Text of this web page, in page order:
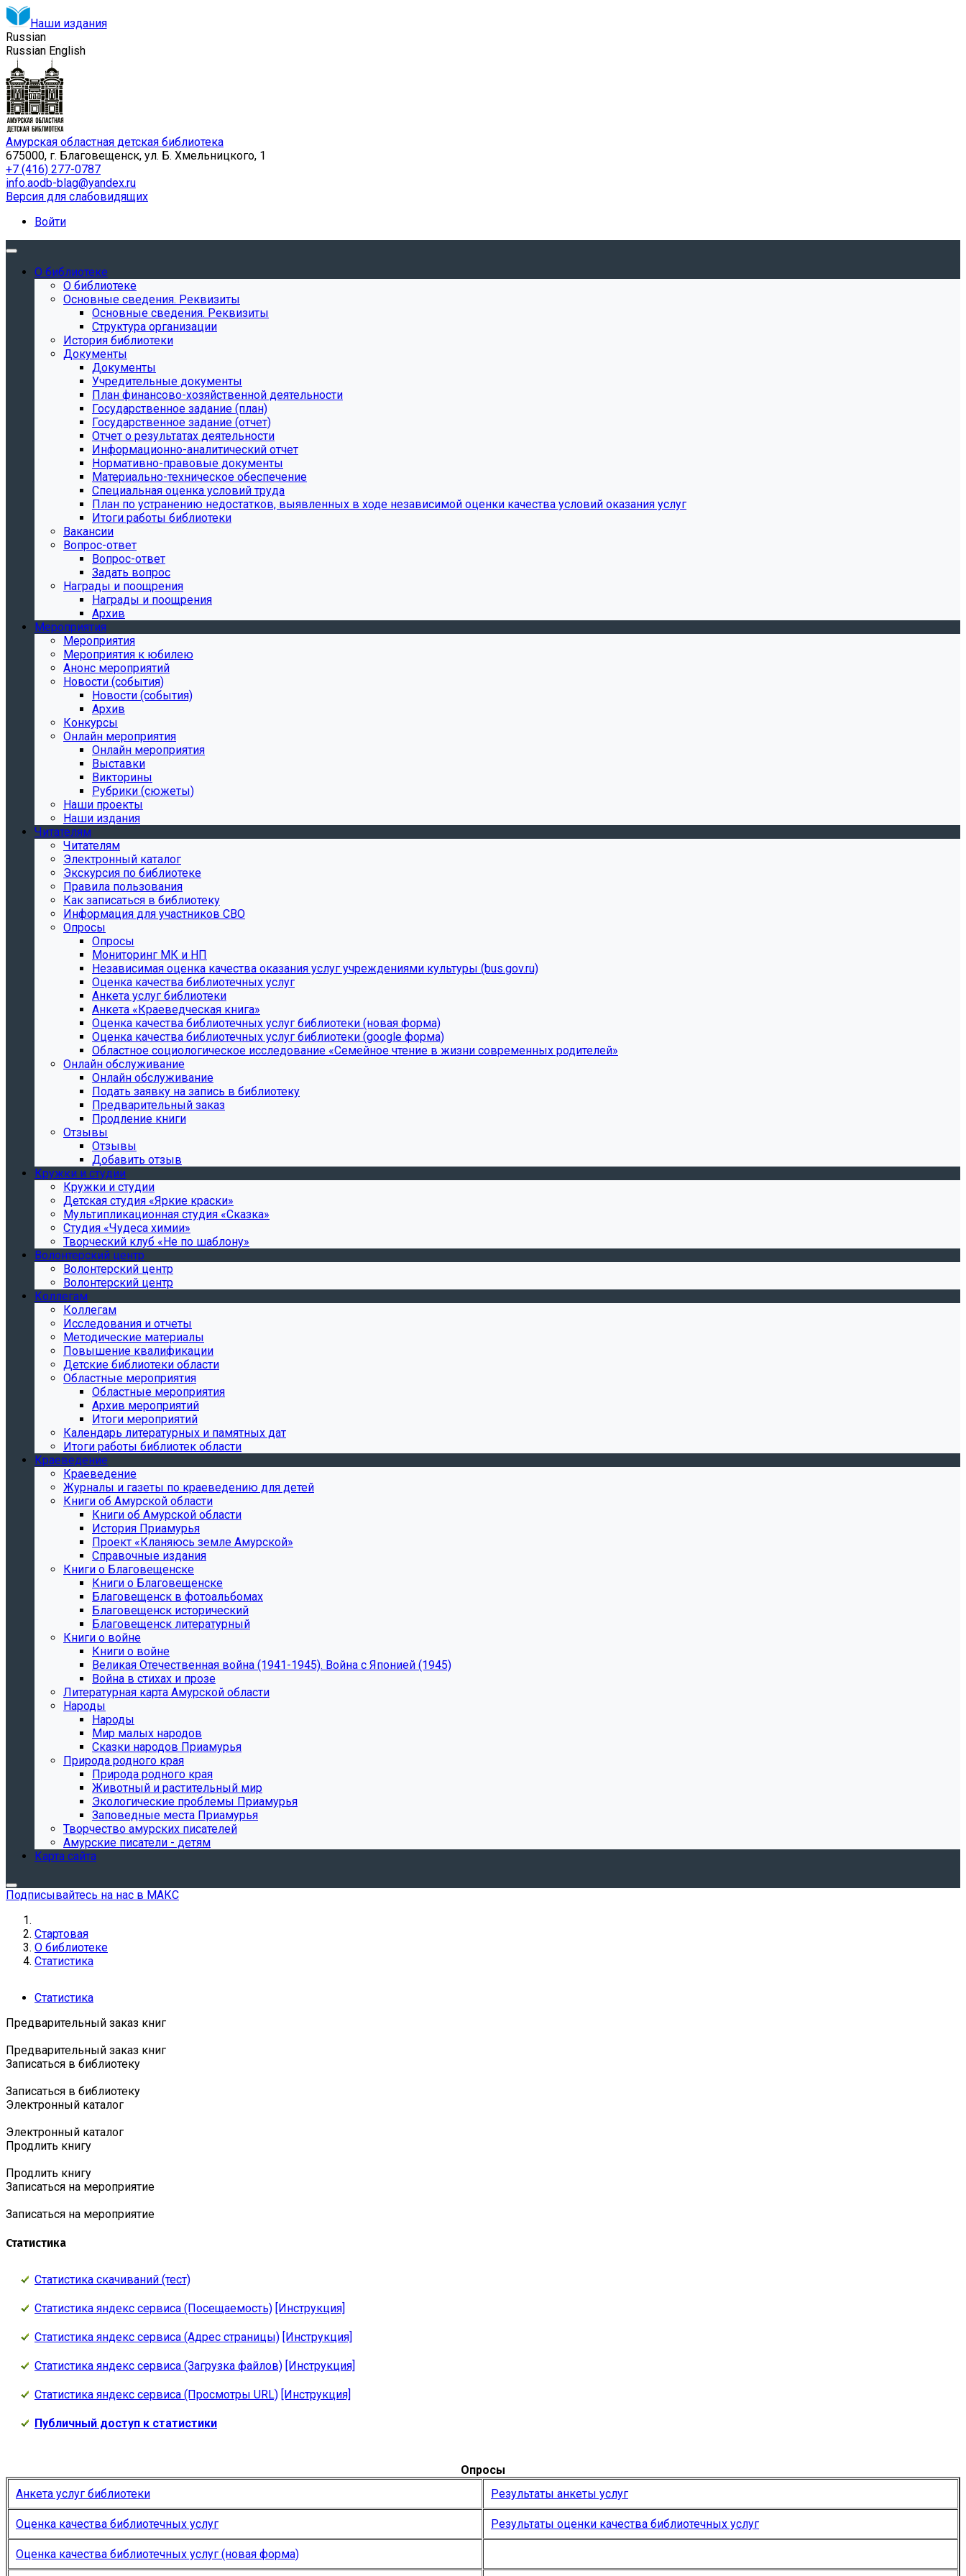
Наши издания
Russian
Russian English
Амурская областная детская библиотека
675000, г. Благовещенск, ул. Б. Хмельницкого, 1
+7 (416) 277-0787
info.aodb-blag@yandex.ru
Версия для слабовидящих
Войти
О библиотеке
О библиотеке
Основные сведения. Реквизиты
Основные сведения. Реквизиты
Структура организации
История библиотеки
Документы
Документы
Учредительные документы
План финансово-хозяйственной деятельности
Государственное задание (план)
Государственное задание (отчет)
Отчет о результатах деятельности
Информационно-аналитический отчет
Нормативно-правовые документы
Материально-техническое обеспечение
Специальная оценка условий труда
План по устранению недостатков, выявленных в ходе независимой оценки качества условий оказания услуг
Итоги работы библиотеки
Вакансии
Вопрос-ответ
Вопрос-ответ
Задать вопрос
Награды и поощрения
Награды и поощрения
Архив
Мероприятия
Мероприятия
Мероприятия к юбилею
Анонс мероприятий
Новости (события)
Новости (события)
Архив
Конкурсы
Онлайн мероприятия
Онлайн мероприятия
Выставки
Викторины
Рубрики (сюжеты)
Наши проекты
Наши издания
Читателям
Читателям
Электронный каталог
Экскурсия по библиотеке
Правила пользования
Как записаться в библиотеку
Информация для участников СВО
Опросы
Опросы
Мониторинг МК и НП
Независимая оценка качества оказания услуг учреждениями культуры (bus.gov.ru)
Оценка качества библиотечных услуг
Анкета услуг библиотеки
Анкета «Краеведческая книга»
Oценка качества библиотечных услуг библиотеки (новая форма)
Oценка качества библиотечных услуг библиотеки (google форма)
Областное социологическое исследование «Семейное чтение в жизни современных родителей»
Онлайн обслуживание
Онлайн обслуживание
Подать заявку на запись в библиотеку
Предварительный заказ
Продление книги
Отзывы
Отзывы
Добавить отзыв
Кружки и студии
Кружки и студии
Детская студия «Яркие краски»
Мультипликационная студия «Сказка»
Студия «Чудеса химии»
Творческий клуб «Не по шаблону»
Волонтерский центр
Волонтерский центр
Волонтерский центр
Коллегам
Коллегам
Исследования и отчеты
Методические материалы
Повышение квалификации
Детские библиотеки области
Областные мероприятия
Областные мероприятия
Архив мероприятий
Итоги мероприятий
Календарь литературных и памятных дат
Итоги работы библиотек области
Краеведение
Краеведение
Журналы и газеты по краеведению для детей
Книги об Амурской области
Книги об Амурской области
История Приамурья
Проект «Кланяюсь земле Амурской»
Справочные издания
Книги о Благовещенске
Книги о Благовещенске
Благовещенск в фотоальбомах
Благовещенск исторический
Благовещенск литературный
Книги о войне
Книги о войне
Великая Отечественная война (1941-1945). Война с Японией (1945)
Война в стихах и прозе
Литературная карта Амурской области
Народы
Народы
Мир малых народов
Сказки народов Приамурья
Природа родного края
Природа родного края
Животный и растительный мир
Экологические проблемы Приамурья
Заповедные места Приамурья
Творчество амурских писателей
Амурские писатели - детям
Карта сайта
Подписывайтесь на нас в МАКС
Стартовая
О библиотеке
Статистика
Статистика
Предварительный заказ книг
Предварительный заказ книг
Записаться в библиотеку
Записаться в библиотеку
Электронный каталог
Электронный каталог
Продлить книгу
Продлить книгу
Записаться на мероприятие
Записаться на мероприятие
Статистика
Статистика скачиваний (тест)
Статистика яндекс сервиса (Посещаемость) [Инструкция]
Статистика яндекс сервиса (Адрес страницы) [Инструкция]
Статистика яндекс сервиса (Загрузка файлов) [Инструкция]
Статистика яндекс сервиса (Просмотры URL) [Инструкция]
Публичный доступ к статистики
Опросы
Анкета услуг библиотеки
Результаты анкеты услуг
Оценка качества библиотечных услуг Результаты оценки качества библиотечных услуг
Оценка качества библиотечных услуг (новая форма)